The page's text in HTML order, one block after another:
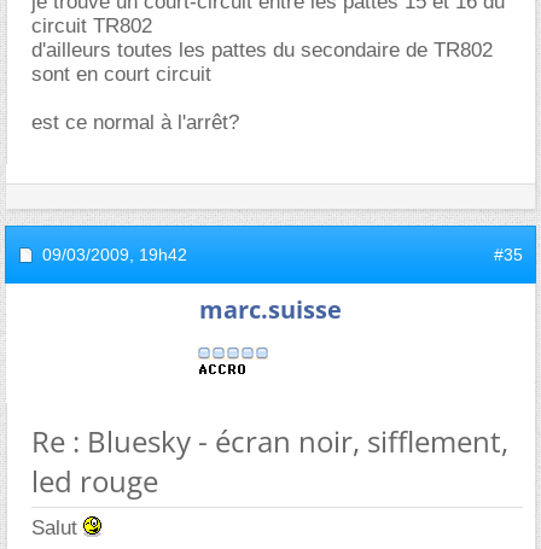
circuit TR802
d'ailleurs toutes les pattes du secondaire de TR802
sont en court circuit
est ce normal à l'arrêt?
09/03/2009, 19h42 #35
marc.suisse
Re : Bluesky - écran noir, sifflement,
led rouge
Salut